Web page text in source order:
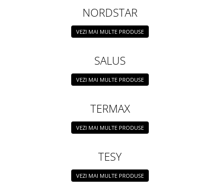
NORDSTAR
VEZI MAI MULTE PRODUSE
SALUS
VEZI MAI MULTE PRODUSE
TERMAX
VEZI MAI MULTE PRODUSE
TESY
VEZI MAI MULTE PRODUSE